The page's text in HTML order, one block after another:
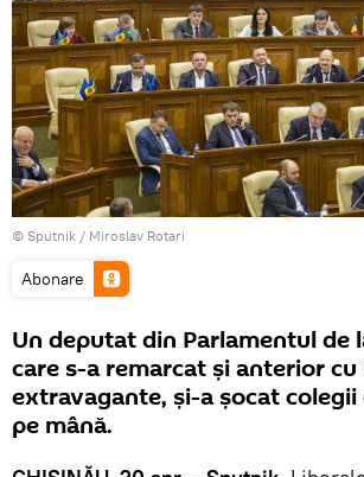
© Sputnik / Miroslav Rotari
Abonare
Un deputat din Parlamentul de
care s-a remarcat și anterior cu
extravagante, și-a șocat
pe mână.